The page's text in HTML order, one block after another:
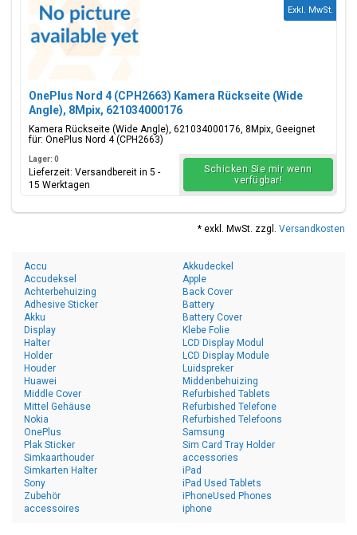
OnePlus Nord 4 (CPH2663) Kamera Rückseite (Wide
Angle), 8Mpix, 621034000176
Kamera Rückseite (Wide Angle), 621034000176, 8Mpix, Geeignet
für: OnePlus Nord 4 (CPH2663)
Exkl. MwSt.
Lager: 0
Lieferzeit: Versandbereit in 5 -
15 Werktagen
Schicken Sie mir wenn
verfügbar!
* exkl. MwSt. zzgl. Versandkosten
Accu
Accudeksel
Achterbehuizing
Adhesive Sticker
Akku
Akkudeckel
Apple
Back Cover
Battery
Battery Cover
Display
Halter
Holder
Houder
Huawei
Klebe Folie
LCD Display Modul
LCD Display Module
Luidspreker
Middenbehuizing
Middle Cover
Mittel Gehäuse
Nokia
OnePlus
Plak Sticker
Refurbished Tablets
Refurbished Telefone
Refurbished Telefoons
Samsung
Sim Card Tray Holder
Simkaarthouder
Simkarten Halter
Sony
Zubehör
accessoires
accessories
iPad
iPad Used Tablets
iPhoneUsed Phones
iphone